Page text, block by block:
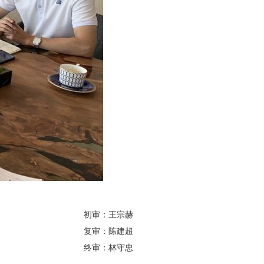
初审：王宗赫
复审：陈建超
终审：林守忠